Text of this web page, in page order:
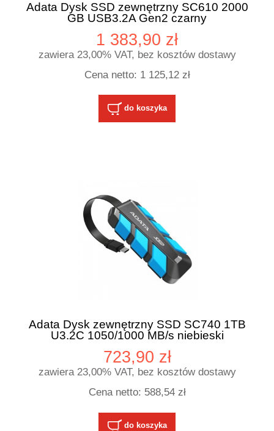
Adata Dysk SSD zewnętrzny SC610 2000
GB USB3.2A Gen2 czarny
1 383,90 zł
zawiera 23,00% VAT, bez kosztów dostawy
Cena netto: 1 125,12 zł
do koszyka
Adata Dysk zewnętrzny SSD SC740 1TB
U3.2C 1050/1000 MB/s niebieski
723,90 zł
zawiera 23,00% VAT, bez kosztów dostawy
Cena netto: 588,54 zł
do koszyka